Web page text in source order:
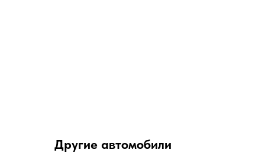
Другие автомобили